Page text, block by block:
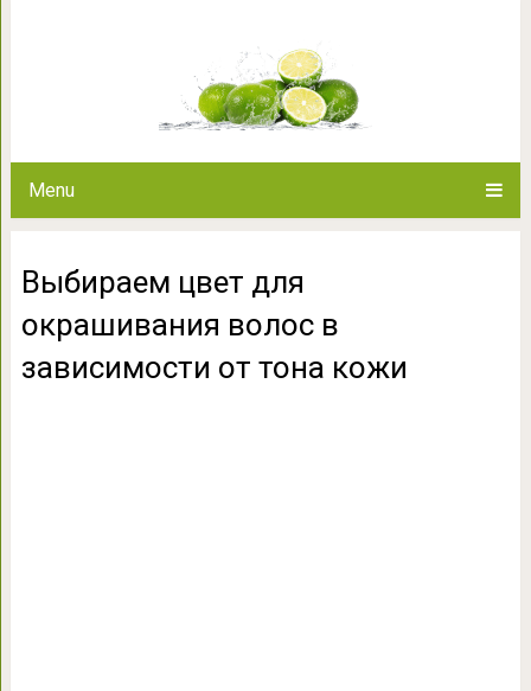
Menu
Выбираем цвет для
окрашивания волос в
зависимости от тона кожи